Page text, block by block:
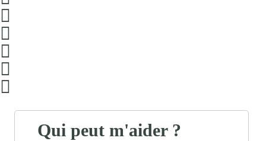
Qui peut m'aider ?